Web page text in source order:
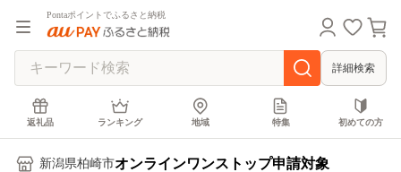
Pontaポイントでふるさと納税
詳細検索
返礼品 ランキング 地域 特集 初めての方
新潟県柏崎市オンラインワンストップ申請対象